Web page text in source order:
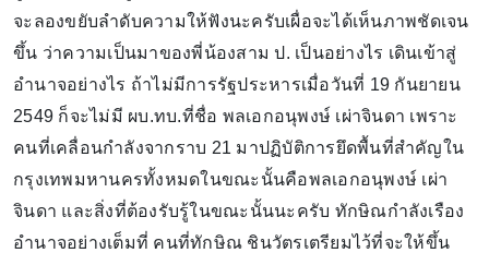
จะลองขยับลำดับความให้ฟังนะครับเผื่อจะได้เห็นภาพชัดเจน
ขึ้น ว่าความเป็นมาของพี่น้องสาม ป. เป็นอย่างไร เดินเข้าสู่
อำนาจอย่างไร ถ้าไม่มีการรัฐประหารเมื่อวันที่ 19 กันยายน
2549 ก็จะไม่มี ผบ.ทบ.ที่ชื่อ พลเอกอนุพงษ์ เผ่าจินดา เพราะ
คนที่เคลื่อนกำลังจากราบ 21 มาปฏิบัติการยึดพื้นที่สำคัญใน
กรุงเทพมหานครทั้งหมดในขณะนั้นคือพลเอกอนุพงษ์ เผ่า
จินดา และสิ่งที่ต้องรับรู้ในขณะนั้นนะครับ ทักษิณกำลังเรือง
อำนาจอย่างเต็มที่ คนที่ทักษิณ ชินวัตรเตรียมไว้ที่จะให้ขึ้น